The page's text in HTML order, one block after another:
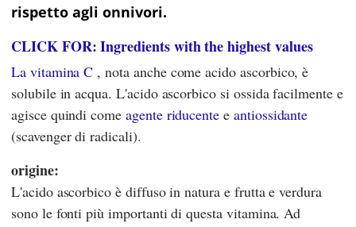
rispetto agli onnivori.
CLICK FOR: Ingredients with the highest values
La vitamina C , nota anche come acido ascorbico, è
solubile in acqua. L'acido ascorbico si ossida facilmente e
agisce quindi come agente riducente e antiossidante
(scavenger di radicali).
origine:
L'acido ascorbico è diffuso in natura e frutta e verdura
sono le fonti più importanti di questa vitamina. Ad